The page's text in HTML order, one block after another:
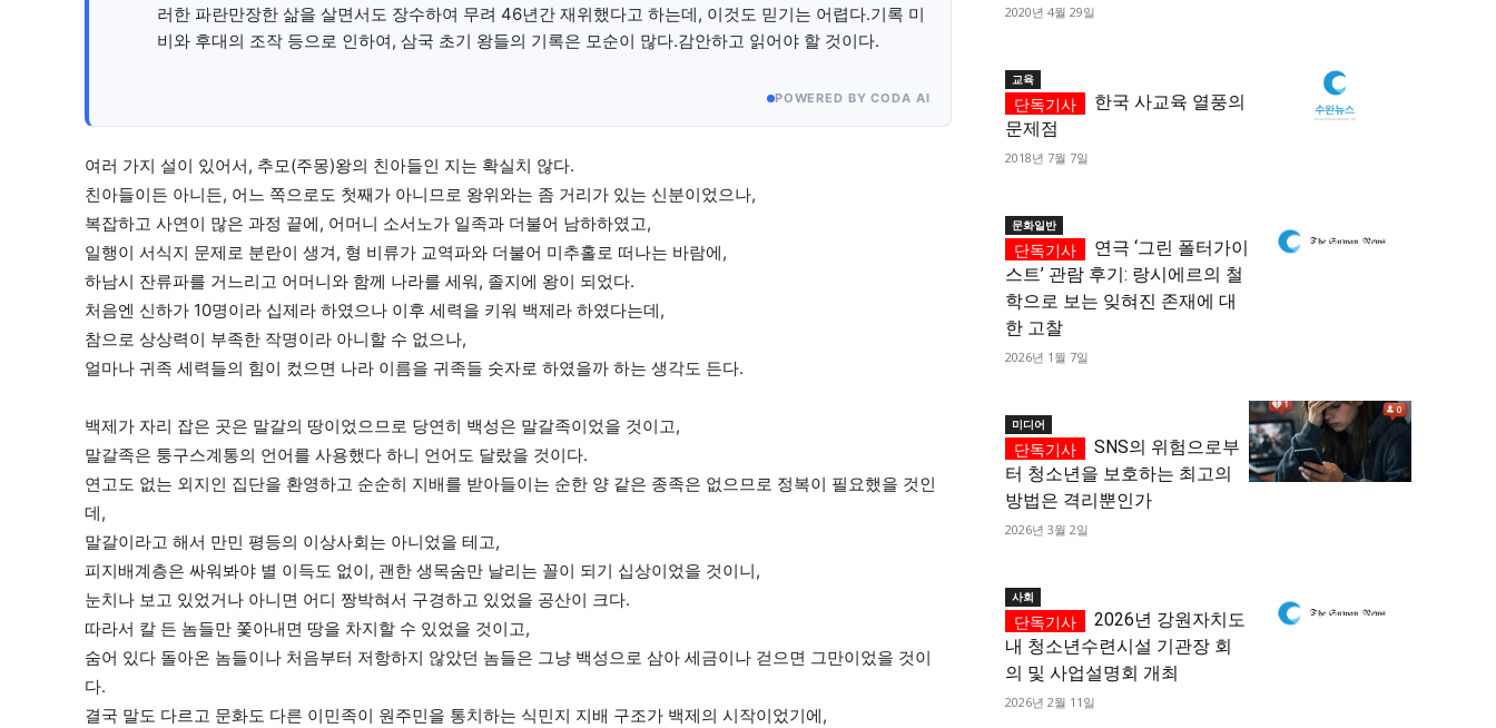
러한 파란만장한 삶을 살면서도 장수하여 무려 46년간 재위했다고 하는데, 이것도 믿기는 어렵다.기록 미
비와 후대의 조작 등으로 인하여, 삼국 초기 왕들의 기록은 모순이 많다.감안하고 읽어야 할 것이다.
POWERED BY CODA AI
여러 가지 설이 있어서, 추모(주몽)왕의 친아들인 지는 확실치 않다.
친아들이든 아니든, 어느 쪽으로도 첫째가 아니므로 왕위와는 좀 거리가 있는 신분이었으나,
복잡하고 사연이 많은 과정 끝에, 어머니 소서노가 일족과 더불어 남하하였고,
일행이 서식지 문제로 분란이 생겨, 형 비류가 교역파와 더불어 미추홀로 떠나는 바람에,
하남시 잔류파를 거느리고 어머니와 함께 나라를 세워, 졸지에 왕이 되었다.
처음엔 신하가 10명이라 십제라 하였으나 이후 세력을 키워 백제라 하였다는데,
참으로 상상력이 부족한 작명이라 아니할 수 없으나,
얼마나 귀족 세력들의 힘이 컸으면 나라 이름을 귀족들 숫자로 하였을까 하는 생각도 든다.
백제가 자리 잡은 곳은 말갈의 땅이었으므로 당연히 백성은 말갈족이었을 것이고,
말갈족은 퉁구스계통의 언어를 사용했다 하니 언어도 달랐을 것이다.
연고도 없는 외지인 집단을 환영하고 순순히 지배를 받아들이는 순한 양 같은 종족은 없으므로 정복이 필요했을 것인
데,
말갈이라고 해서 만민 평등의 이상사회는 아니었을 테고,
피지배계층은 싸워봐야 별 이득도 없이, 괜한 생목숨만 날리는 꼴이 되기 십상이었을 것이니,
눈치나 보고 있었거나 아니면 어디 짱박혀서 구경하고 있었을 공산이 크다.
따라서 칼 든 놈들만 쫓아내면 땅을 차지할 수 있었을 것이고,
숨어 있다 돌아온 놈들이나 처음부터 저항하지 않았던 놈들은 그냥 백성으로 삼아 세금이나 걷으면 그만이었을 것이
다.
결국 말도 다르고 문화도 다른 이민족이 원주민을 통치하는 식민지 지배 구조가 백제의 시작이었기에,
2020년 4월 29일
교육
한국 사교육 열풍의
문제점
2018년 7월 7일
문화일반
연극 ‘그린 폴터가이
스트’ 관람 후기: 랑시에르의 철
학으로 보는 잊혀진 존재에 대
한 고찰
2026년 1월 7일
미디어
SNS의 위험으로부
터 청소년을 보호하는 최고의
방법은 격리뿐인가
2026년 3월 2일
사회
2026년 강원자치도
내 청소년수련시설 기관장 회
의 및 사업설명회 개최
2026년 2월 11일